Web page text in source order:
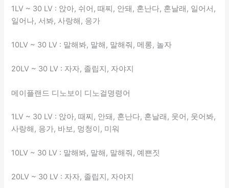
1LV ~ 30 LV : 앉아, 쉬어, 때찌, 안돼, 혼난다, 혼날래, 일어서,
일어나, 서봐, 사랑해, 응가
10LV ~ 30 LV : 말해봐, 말해, 말해줘, 메롱, 놀자
20LV ~ 30 LV : 자자, 졸립지, 자야지
메이플랜드 디노보이 디노걸명령어
1LV ~ 30 LV : 앉아, 때찌, 안돼, 혼난다, 혼날래, 웃어, 웃어봐,
사랑해, 응가, 바보, 멍청이, 미워
10LV ~ 30 LV : 말해봐, 말해, 말해줘, 예쁜짓
20LV ~ 30 LV : 자자, 졸립지, 자야지